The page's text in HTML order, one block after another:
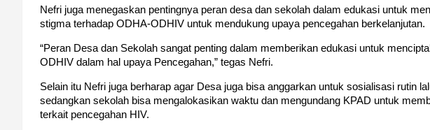
Nefri juga menegaskan pentingnya peran desa dan sekolah dalam edukasi untuk
stigma terhadap ODHA-ODHIV untuk mendukung upaya pencegahan berkelanjutan.
“Peran Desa dan Sekolah sangat penting dalam memberikan edukasi untuk
ODHIV dalam hal upaya Pencegahan,” tegas Nefri.
Selain itu Nefri juga berharap agar Desa juga bisa anggarkan untuk sosialisasi rutin
sedangkan sekolah bisa mengalokasikan waktu dan mengundang KPAD untuk
terkait pencegahan HIV.